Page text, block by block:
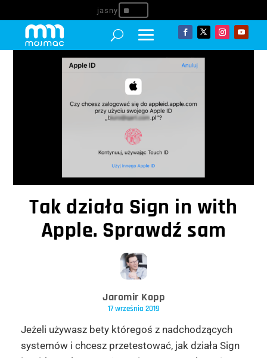
^
Tak działa Sign in with
Apple. Sprawdź sam
Jaromir Kopp
17 września 2019
Jeżeli używasz bety któregoś z nadchodzących
systemów i chcesz przetestować, jak działa Sign